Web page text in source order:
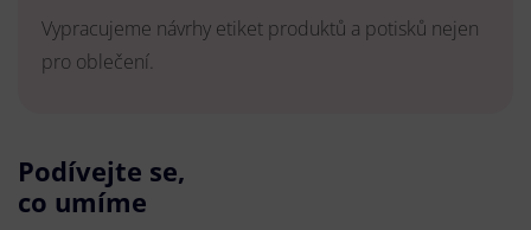
Vypracujeme návrhy etiket produktů a potisků nejen
pro oblečení.
Podívejte se,
co umíme